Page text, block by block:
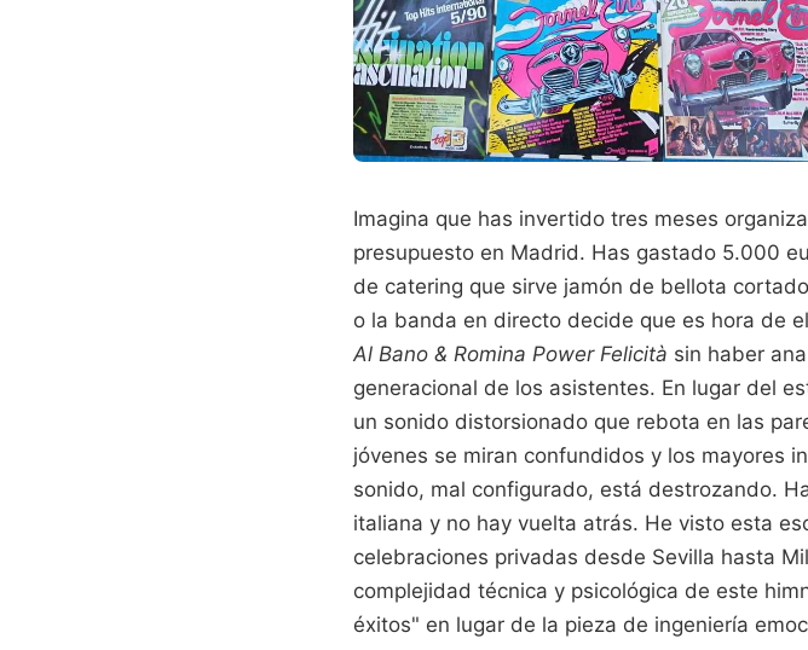
Imagina que has invertido tres meses
presupuesto en Madrid. Has gastado 5.000
de catering que sirve jamón de bellota
o la banda en directo decide que es hora de
Al Bano & Romina Power Felicità sin haber
generacional de los asistentes. En lugar del
un sonido distorsionado que rebota en las
jóvenes se miran confundidos y los mayores
sonido, mal configurado, está destrozando.
italiana y no hay vuelta atrás. He visto esta
celebraciones privadas desde Sevilla hasta
complejidad técnica y psicológica de este
éxitos" en lugar de la pieza de ingeniería